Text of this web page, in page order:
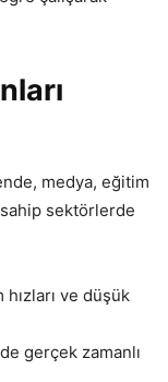
medya, eğitim
sektörlerde
ve düşük
gerçek zamanlı